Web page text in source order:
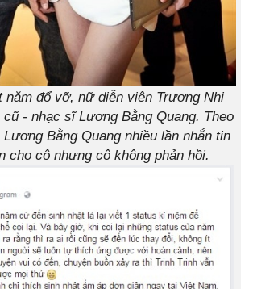
năm đổ vỡ, nữ diễn viên Trương Nhi
- nhạc sĩ Lương Bằng Quang. Theo
Bằng Quang nhiều lần nhắn tin
cho cô nhưng cô không phản hồi.